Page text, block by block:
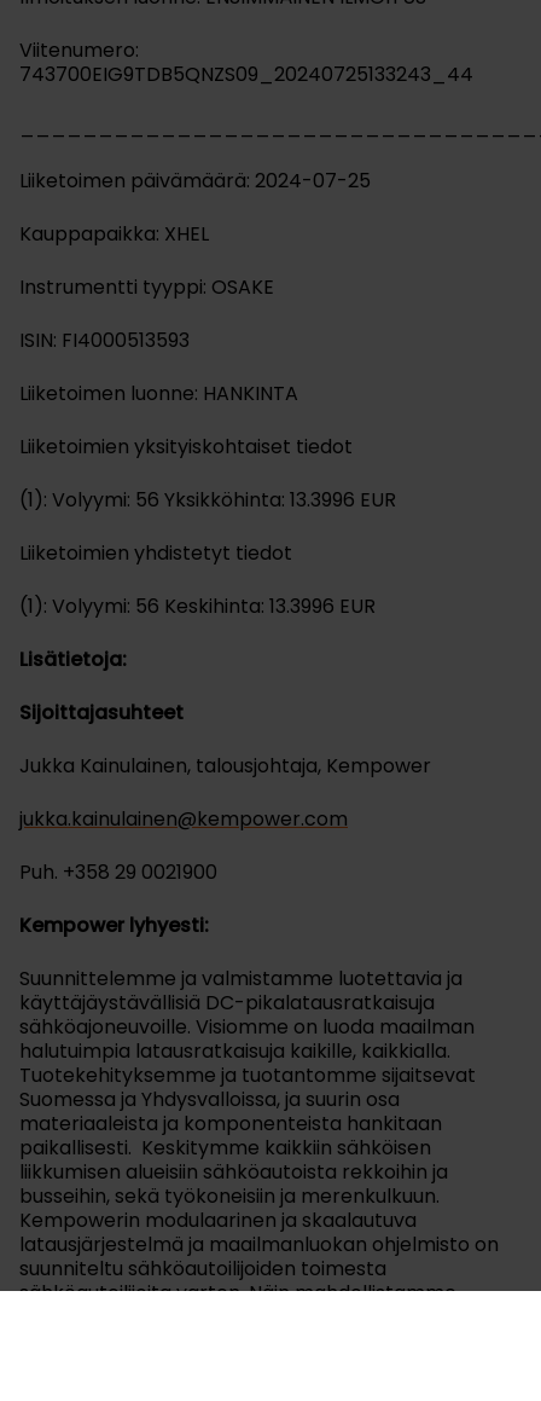
Viitenumero:
743700EIG9TDB5QNZS09_20240725133243_44
Liiketoimen päivämäärä: 2024-07-25
Kauppapaikka: XHEL
Instrumentti tyyppi: OSAKE
ISIN: FI4000513593
Liiketoimen luonne: HANKINTA
Liiketoimien yksityiskohtaiset tiedot
(1): Volyymi: 56 Yksikköhinta: 13.3996 EUR
Liiketoimien yhdistetyt tiedot
(1): Volyymi: 56 Keskihinta: 13.3996 EUR
Lisätietoja:
Sijoittajasuhteet
Jukka Kainulainen, talousjohtaja, Kempower
jukka.kainulainen@kempower.com
Puh. +358 29 0021900
Kempower lyhyesti:
Suunnittelemme ja valmistamme luotettavia ja
käyttäjäystävällisiä DC-pikalatausratkaisuja
sähköajoneuvoille. Visiomme on luoda maailman
halutuimpia latausratkaisuja kaikille, kaikkialla.
Tuotekehityksemme ja tuotantomme sijaitsevat
Suomessa ja Yhdysvalloissa, ja suurin osa
materiaaleista ja komponenteista hankitaan
paikallisesti. Keskitymme kaikkiin sähköisen
liikkumisen alueisiin sähköautoista rekkoihin ja
busseihin, sekä työkoneisiin ja merenkulkuun.
Kempowerin modulaarinen ja skaalautuva
latausjärjestelmä ja maailmanluokan ohjelmisto on
suunniteltu sähköautoilijoiden toimesta
sähköautoilijoita varten. Näin mahdollistamme